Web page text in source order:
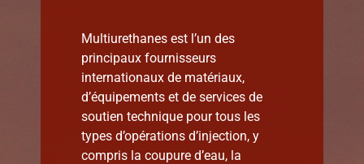
Multiurethanes est l’un des
principaux fournisseurs
internationaux de matériaux,
d’équipements et de services de
soutien technique pour tous les
types d’opérations d’injection, y
compris la coupure d’eau, la